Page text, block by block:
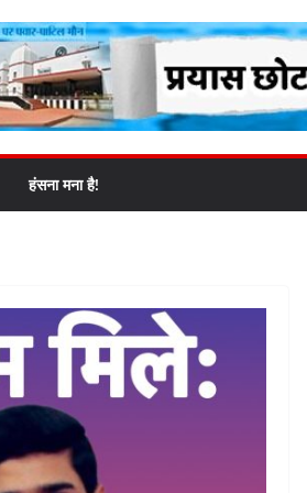
हंसना मना है!